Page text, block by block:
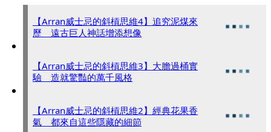
【Arran威士忌的斜槓思維4】追究泥煤來
歷 遠古巨人神話增添想像
【Arran威士忌的斜槓思維3】大膽過桶實
驗 造就驚豔的萬千風格
【Arran威士忌的斜槓思維2】經典花果香
氣 都來自這些隱藏的細節